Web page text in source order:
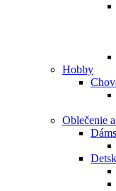
Hobby
Oblečenie